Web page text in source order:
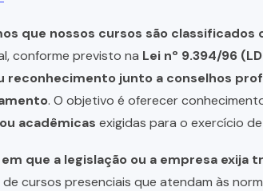
que nossos cursos são classificados
conforme previsto na Lei nº 9.394/96
reconhecimento junto a conselhos
. O objetivo é oferecer
acadêmicas exigidas para o exercício
em que a legislação ou a empresa
cursos presenciais que atendam às